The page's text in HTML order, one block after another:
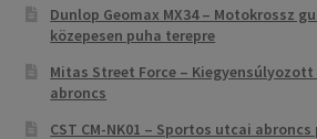
Dunlop Geomax MX34 – Motokrossz
közepesen puha terepre
Mitas Street Force –
abroncs
CST CM-NK01 – Sportos utcai abroncs